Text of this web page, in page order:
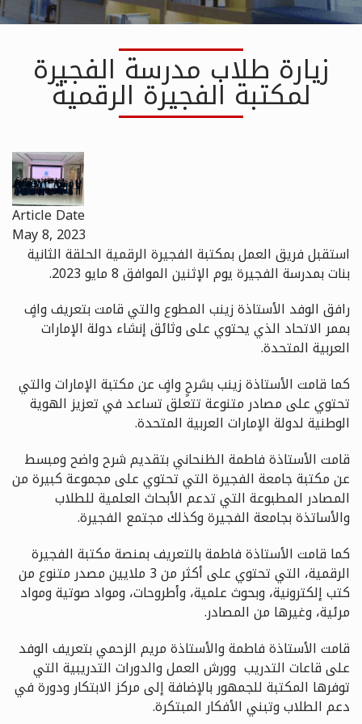
زيارة طلاب مدرسة الفجيرة
لمكتبة الفجيرة الرقمية
Article Date
May 8, 2023
استقبل فريق العمل بمكتبة الفجيرة الرقمية الحلقة الثانية
بنات بمدرسة الفجيرة يوم الإثنين الموافق 8 مايو 2023.
رافق الوفد الأستاذة زينب المطوع والتي قامت بتعريف وافٍ
بممر الاتحاد الذي يحتوي على وثائق إنشاء دولة الإمارات
العربية المتحدة.
كما قامت الأستاذة زينب بشرحٍ وافٍ عن مكتبة الإمارات والتي
تحتوي على مصادر متنوعة تتعلق تساعد في تعزيز الهوية
الوطنية لدولة الإمارات العربية المتحدة.
قامت الأستاذة فاطمة الظنحاني بتقديم شرح واضح ومبسط
عن مكتبة جامعة الفجيرة التي تحتوي على مجموعة كبيرة من
المصادر المطبوعة التي تدعم الأبحاث العلمية للطلاب
والأساتذة بجامعة الفجيرة وكذلك مجتمع الفجيرة.
كما قامت الأستاذة فاطمة بالتعريف بمنصة مكتبة الفجيرة
الرقمية، التي تحتوي على أكثر من 3 ملايين مصدر متنوع من
كتب إلكترونية، وبحوث علمية، وأطروحات، ومواد صوتية ومواد
مرئية، وغيرها من المصادر.
قامت الأستاذة فاطمة والأستاذة مريم الزحمي بتعريف الوفد
على قاعات التدريب وورش العمل والدورات التدريبية التي
توفرها المكتبة للجمهور بالإضافة إلى مركز الابتكار ودورة في
دعم الطلاب وتبني الأفكار المبتكرة.